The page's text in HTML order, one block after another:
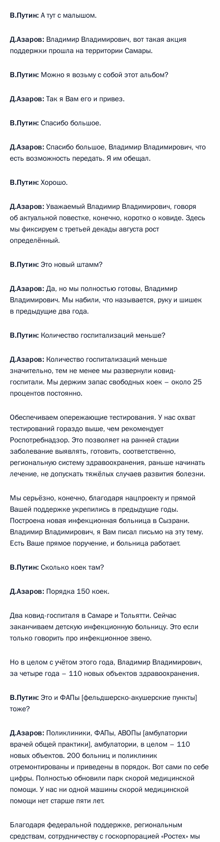
В.Путин: А тут с малышом.
Д.Азаров: Владимир Владимирович, вот такая акция
поддержки прошла на территории Самары.
В.Путин: Можно я возьму с собой этот альбом?
Д.Азаров: Так я Вам его и привез.
В.Путин: Спасибо большое.
Д.Азаров: Спасибо большое, Владимир Владимирович, что
есть возможность передать. Я им обещал.
В.Путин: Хорошо.
Д.Азаров: Уважаемый Владимир Владимирович, говоря
об актуальной повестке, конечно, коротко о ковиде. Здесь
мы фиксируем с третьей декады августа рост
определённый.
В.Путин: Это новый штамм?
Д.Азаров: Да, но мы полностью готовы, Владимир
Владимирович. Мы набили, что называется, руку и шишек
в предыдущие два года.
В.Путин: Количество госпитализаций меньше?
Д.Азаров: Количество госпитализаций меньше
значительно, тем не менее мы развернули ковид-
госпитали. Мы держим запас свободных коек – около 25
процентов постоянно.
Обеспечиваем опережающие тестирования. У нас охват
тестирований гораздо выше, чем рекомендует
Роспотребнадзор. Это позволяет на ранней стадии
заболевание выявлять, готовить, соответственно,
региональную систему здравоохранения, раньше начинать
лечение, не допускать тяжёлых случаев развития болезни.
Мы серьёзно, конечно, благодаря нацпроекту и прямой
Вашей поддержке укрепились в предыдущие годы.
Построена новая инфекционная больница в Сызрани.
Владимир Владимирович, я Вам писал письмо на эту тему.
Есть Ваше прямое поручение, и больница работает.
В.Путин: Сколько коек там?
Д.Азаров: Порядка 150 коек.
Два ковид-госпиталя в Самаре и Тольятти. Сейчас
заканчиваем детскую инфекционную больницу. Это если
только говорить про инфекционное звено.
Но в целом с учётом этого года, Владимир Владимирович,
за четыре года – 110 новых объектов здравоохранения.
В.Путин: Это и ФАПы [фельдшерско-акушерские пункты]
тоже?
Д.Азаров: Поликлиники, ФАПы, АВОПы [амбулатории
врачей общей практики], амбулатории, в целом – 110
новых объектов. 200 больниц и поликлиник
отремонтированы и приведены в порядок. Вот сами по себе
цифры. Полностью обновили парк скорой медицинской
помощи. У нас ни одной машины скорой медицинской
помощи нет старше пяти лет.
Благодаря федеральной поддержке, региональным
средствам, сотрудничеству с госкорпорацией «Ростех» мы